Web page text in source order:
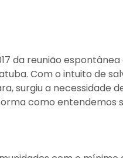
da reunião
Com o intuito de
surgiu a necessidade
como entendemos